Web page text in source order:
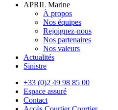
APRIL Marine
À propos
Nos équipes
Rejoignez-nous
Nos partenaires
Nos valeurs
Actualités
Sinistre
+33 (0)2 49 98 85 00
Espace assuré
Contact